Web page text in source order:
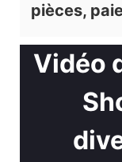
pièces,
Vidéo